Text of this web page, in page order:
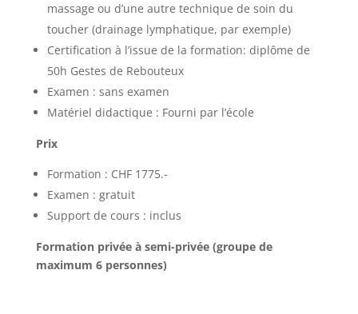
massage ou d’une autre technique de soin du
toucher (drainage lymphatique, par exemple)
Certification à l’issue de la formation: diplôme de
50h Gestes de Rebouteux
Examen : sans examen
Matériel didactique : Fourni par l’école
Prix
Formation : CHF 1775.-
Examen : gratuit
Support de cours : inclus
Formation privée à semi-privée (groupe de
maximum 6 personnes)